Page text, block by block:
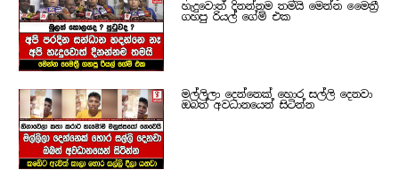
හැදුවොත් දිනන්නම තමයි මෙන්න මෛත්‍රී
ගහපු රියල් ගේම් එක
මල්ලිලා දෙන්නෙක් හොර සල්ලි දෙනවා
ඔබත් අවධානයෙන් සිටින්න